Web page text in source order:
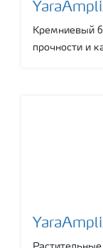
Кремниевый
прочности и